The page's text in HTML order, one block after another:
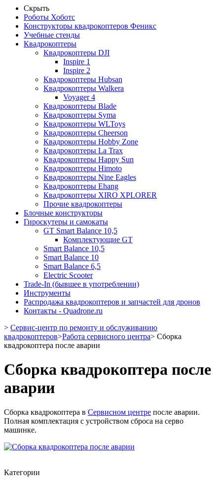
Скрыть
Роботы Хоботс
Конструкторы квадрокоптеров Феникс
Учебные стенды
Квадрокоптеры
Квадрокоптеры DJI
Inspire 1
Inspire 2
Квадрокоптеры Hubsan
Квадрокоптеры Walkera
Voyager 4
Квадрокоптеры Blade
Квадрокоптеры Syma
Квадрокоптеры WLToys
Квадрокоптеры Cheerson
Квадрокоптеры Hobby Zone
Квадрокоптеры La Trax
Квадрокоптеры Happy Sun
Квадрокоптеры Himoto
Квадрокоптеры Nine Eagles
Квадрокоптеры Ehang
Квадрокоптеры XIRO XPLORER
Прочие квадрокоптеры
Блочные конструкторы
Гироскутеры и самокаты
GT Smart Balance 10,5
Комплектующие GT
Smart Balance 10,5
Smart Balance 10
Smart Balance 6,5
Electric Scooter
Trade-In (бывшее в употреблении)
Инструменты
Распродажа квадрокоптеров и запчастей для дронов
Контакты - Quadrone.ru
> Сервис-центр по ремонту и обслуживанию
квадрокоптеров>Работа сервисного центра> Сборка
квадрокоптера после аварии
Сборка квадрокоптера после
аварии
Сборка квадрокоптера в Сервисном центре после аварии.
Полная комплектация с устройством сброса на серво
машинке.
Категории